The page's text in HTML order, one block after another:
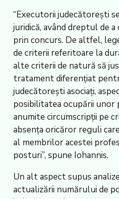
“Executorii judecătoreşti
juridică, având dreptul de
prin concurs. De altfel,
de criterii referitoare la
alte criterii de natură să
tratament diferenţiat
judecătoreşti asociaţi,
posibilitatea ocupării unor
anumite circumscripţii pe
absenţa oricăror reguli
al membrilor acestei
posturi”, spune Iohannis.
Un alt aspect supus
actualizării numărului de